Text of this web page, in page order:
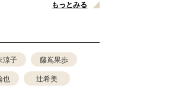
もっとみる
涼子
藤嶌果歩
也 辻希美